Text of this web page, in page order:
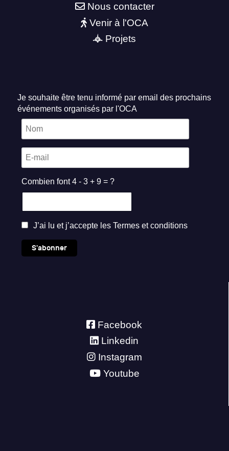
Nous contacter
Venir à l'OCA
Projets
Je souhaite être tenu informé par email des prochains
événements organisés par l'OCA
Combien font 4 - 3 + 9 = ?
J’ai lu et j’accepte les Termes et conditions
S'abonner
Facebook
Linkedin
Instagram
Youtube